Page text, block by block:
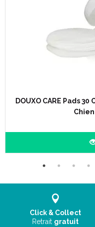
DOUXO CARE Pads
Click & Collect
Retrait gratuit